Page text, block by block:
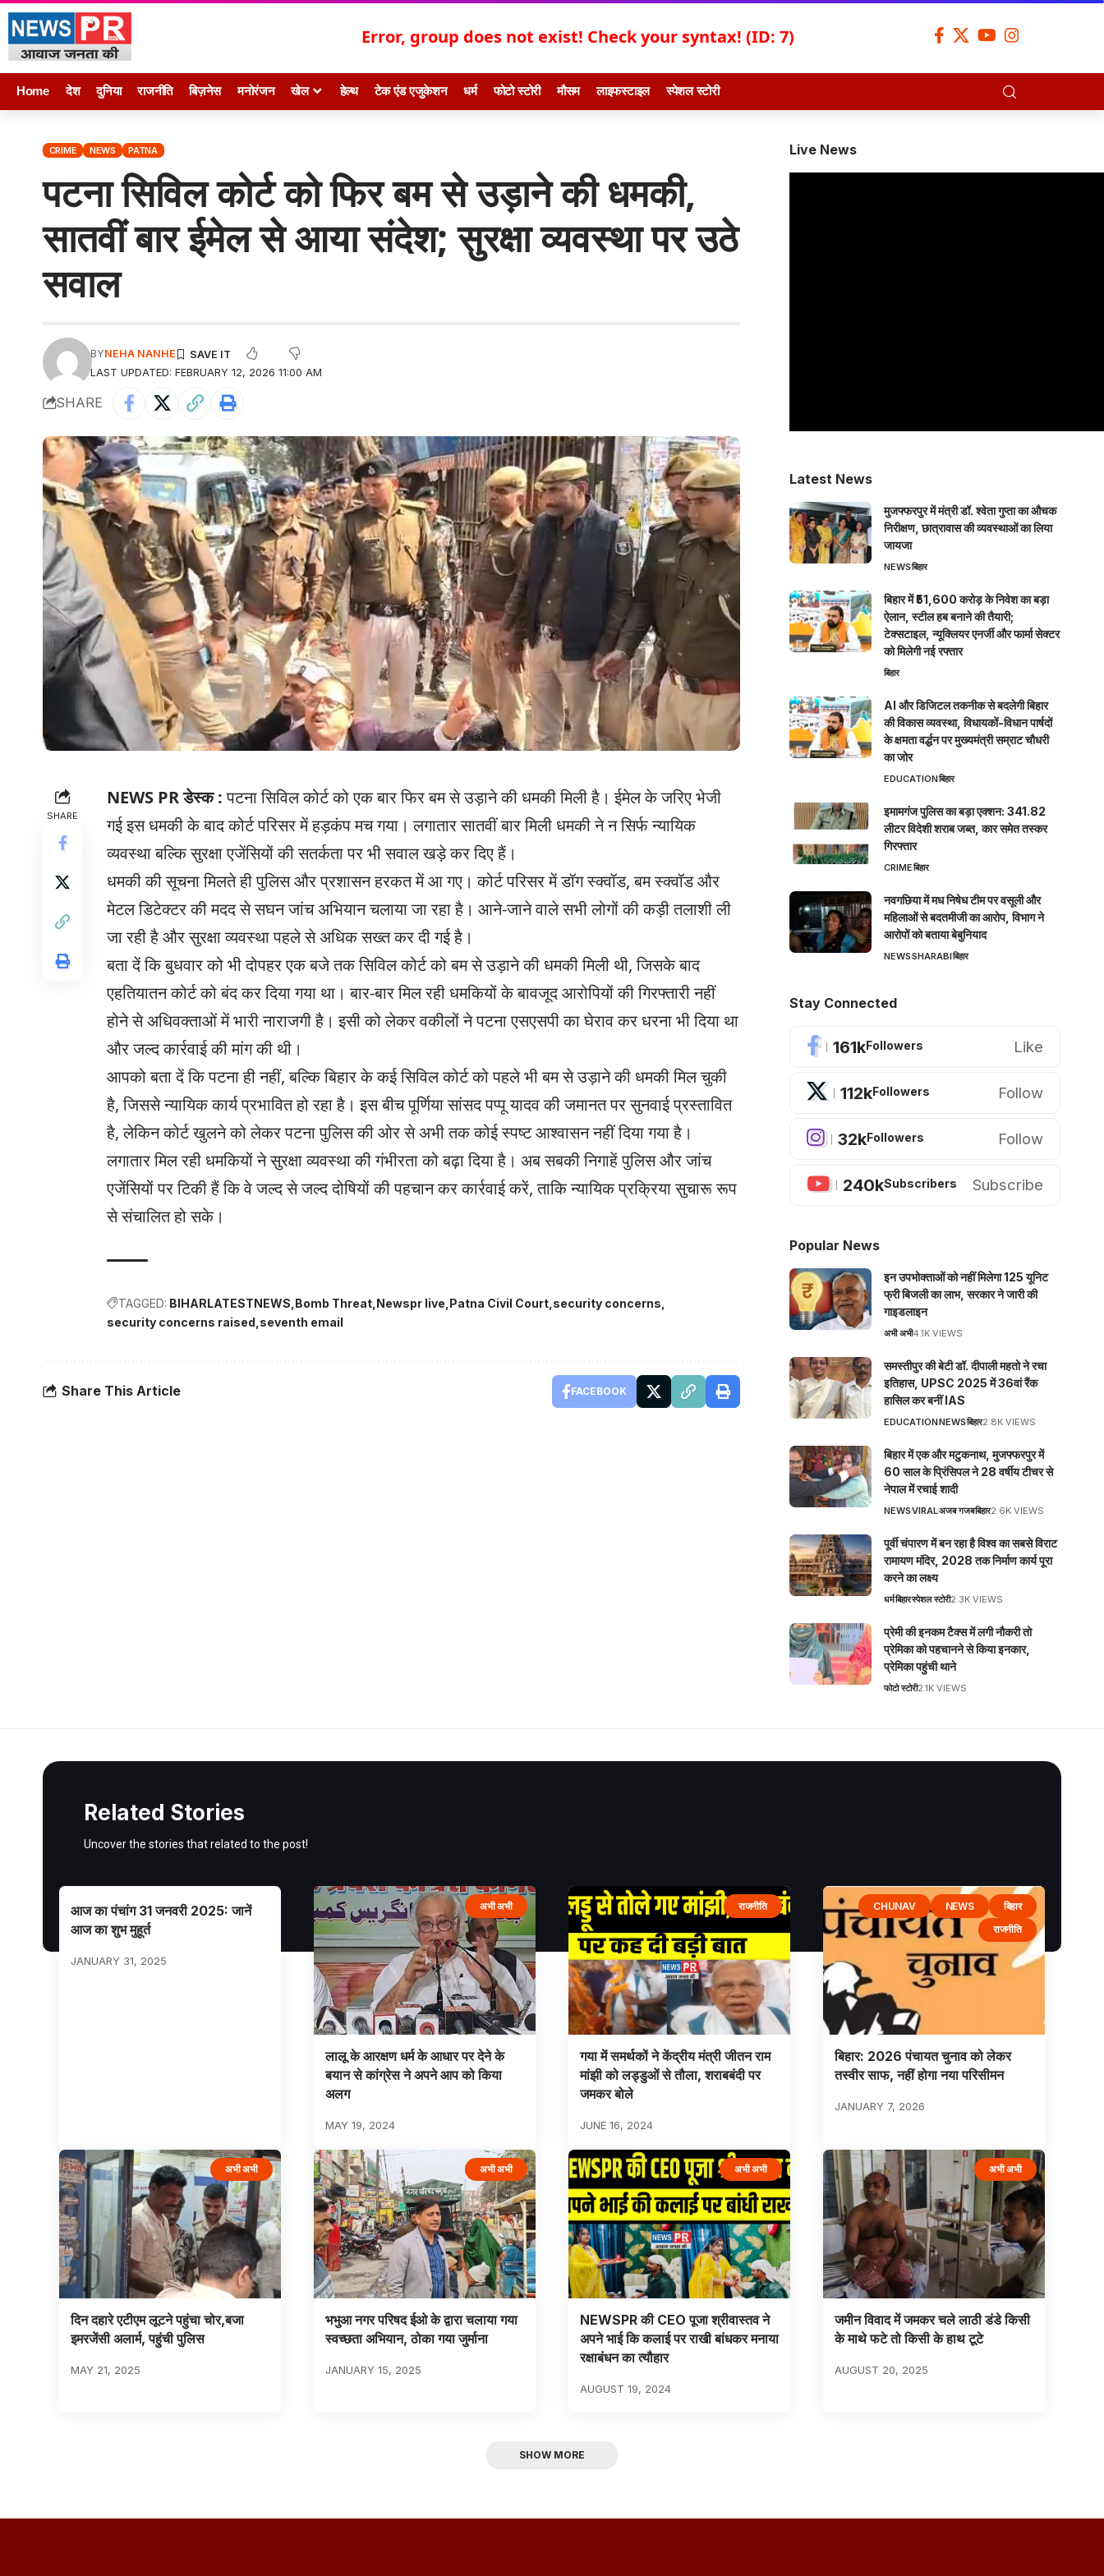
Error, group does not exist! Check your syntax! (ID: 7)
Home देश दुनिया राजनीति बिज़नेस मनोरंजन खेल हेल्थ टेक एंड एजुकेशन धर्म फोटो स्टोरी मौसम लाइफस्टाइल स्पेशल स्टोरी
CRIME NEWS PATNA
पटना सिविल कोर्ट को फिर बम से उड़ाने की धमकी,
सातवीं बार ईमेल से आया संदेश; सुरक्षा व्यवस्था पर उठे
सवाल
LAST UPDATED: FEBRUARY 12, 2026 11:00 AM
BYNEHA NANHE
SHARE
SHARE
NEWS PR डेस्क :पटना सिविल कोर्ट को एक बार फिर बम से उड़ाने की धमकी मिली है। ईमेल के जरिए भेजी
गई इस धमकी के बाद कोर्ट परिसर में हड़कंप मच गया। लगातार सातवीं बार मिली धमकी ने न सिर्फ न्यायिक
व्यवस्था बल्कि सुरक्षा एजेंसियों की सतर्कता पर भी सवाल खड़े कर दिए हैं।
धमकी की सूचना मिलते ही पुलिस और प्रशासन हरकत में आ गए। कोर्ट परिसर में डॉग स्क्वॉड, बम स्क्वॉड और
मेटल डिटेक्टर की मदद से सघन जांच अभियान चलाया जा रहा है। आने-जाने वाले सभी लोगों की कड़ी तलाशी ली
जा रही है और सुरक्षा व्यवस्था पहले से अधिक सख्त कर दी गई है।
बता दें कि बुधवार को भी दोपहर एक बजे तक सिविल कोर्ट को बम से उड़ाने की धमकी मिली थी, जिसके बाद
एहतियातन कोर्ट को बंद कर दिया गया था। बार-बार मिल रही धमकियों के बावजूद आरोपियों की गिरफ्तारी नहीं
होने से अधिवक्ताओं में भारी नाराजगी है। इसी को लेकर वकीलों ने पटना एसएसपी का घेराव कर धरना भी दिया था
और जल्द कार्रवाई की मांग की थी।
आपको बता दें कि पटना ही नहीं, बल्कि बिहार के कई सिविल कोर्ट को पहले भी बम से उड़ाने की धमकी मिल चुकी
है, जिससे न्यायिक कार्य प्रभावित हो रहा है। इस बीच पूर्णिया सांसद पप्पू यादव की जमानत पर सुनवाई प्रस्तावित
है, लेकिन कोर्ट खुलने को लेकर पटना पुलिस की ओर से अभी तक कोई स्पष्ट आश्वासन नहीं दिया गया है।
लगातार मिल रही धमकियों ने सुरक्षा व्यवस्था की गंभीरता को बढ़ा दिया है। अब सबकी निगाहें पुलिस और जांच
एजेंसियों पर टिकी हैं कि वे जल्द से जल्द दोषियों की पहचान कर कार्रवाई करें, ताकि न्यायिक प्रक्रिया सुचारू रूप
से संचालित हो सके।
TAGGED: BIHARLATESTNEWS Bomb Threat Newspr live Patna Civil Court security concerns
security concerns raised seventh email
Share This Article FACEBOOK
Live News
Latest News
मुजफ्फरपुर में मंत्री डॉ. श्वेता गुप्ता का औचक
निरीक्षण, छात्रावास की व्यवस्थाओं का लिया
जायजा
NEWSबिहार
बिहार में ₹51,600 करोड़ के निवेश का बड़ा
ऐलान, स्टील हब बनाने की तैयारी;
टेक्सटाइल, न्यूक्लियर एनर्जी और फार्मा सेक्टर
को मिलेगी नई रफ्तार
बिहार
AI और डिजिटल तकनीक से बदलेगी बिहार
की विकास व्यवस्था, विधायकों-विधान पार्षदों
के क्षमता वर्द्धन पर मुख्यमंत्री सम्राट चौधरी
का जोर
EDUCATIONबिहार
इमामगंज पुलिस का बड़ा एक्शन: 341.82
लीटर विदेशी शराब जब्त, कार समेत तस्कर
गिरफ्तार
CRIMEबिहार
नवगछिया में मध निषेध टीम पर वसूली और
महिलाओं से बदतमीजी का आरोप, विभाग ने
आरोपों को बताया बेबुनियाद
NEWSSHARABIबिहार
Stay Connected
161kFollowers Like
112kFollowers Follow
32kFollowers Follow
240kSubscribers Subscribe
Popular News
इन उपभोक्ताओं को नहीं मिलेगा 125 यूनिट
फ्री बिजली का लाभ, सरकार ने जारी की
गाइडलाइन
अभी अभी4.1K VIEWS
समस्तीपुर की बेटी डॉ. दीपाली महतो ने रचा
इतिहास, UPSC 2025 में 36वां रैंक
हासिल कर बनीं IAS
EDUCATIONNEWSबिहार2.8K VIEWS
बिहार में एक और मटुकनाथ, मुजफ्फरपुर में
60 साल के प्रिंसिपल ने 28 वर्षीय टीचर से
नेपाल में रचाई शादी
NEWSVIRALअजब गजबबिहार2.6K VIEWS
पूर्वी चंपारण में बन रहा है विश्व का सबसे विराट
रामायण मंदिर, 2028 तक निर्माण कार्य पूरा
करने का लक्ष्य
धर्मबिहारस्पेशल स्टोरी2.3K VIEWS
प्रेमी की इनकम टैक्स में लगी नौकरी तो
प्रेमिका को पहचानने से किया इनकार,
प्रेमिका पहुंची थाने
फोटो स्टोरी2.1K VIEWS
Related Stories
Uncover the stories that related to the post!
आज का पंचांग 31 जनवरी 2025: जानें
आज का शुभ मुहूर्त
JANUARY 31, 2025
अभी अभी
लालू के आरक्षण धर्म के आधार पर देने के
बयान से कांग्रेस ने अपने आप को किया
अलग
MAY 19, 2024
राजनीति
गया में समर्थकों ने केंद्रीय मंत्री जीतन राम
मांझी को लड्डुओं से तौला, शराबबंदी पर
जमकर बोले
JUNE 16, 2024
CHUNAV NEWS
बिहार
राजनीति
बिहार: 2026 पंचायत चुनाव को लेकर
तस्वीर साफ, नहीं होगा नया परिसीमन
JANUARY 7, 2026
अभी अभी
दिन दहारे एटीएम लूटने पहुंचा चोर,बजा
इमरजेंसी अलार्म, पहुंची पुलिस
MAY 21, 2025
अभी अभी
भभुआ नगर परिषद ईओ के द्वारा चलाया गया
स्वच्छता अभियान, ठोका गया जुर्माना
JANUARY 15, 2025
अभी अभी
NEWSPR की CEO पूजा श्रीवास्तव ने
अपने भाई कि कलाई पर राखी बांधकर मनाया
रक्षाबंधन का त्यौहार
AUGUST 19, 2024
अभी अभी
जमीन विवाद में जमकर चले लाठी डंडे किसी
के माथे फटे तो किसी के हाथ टूटे
AUGUST 20, 2025
SHOW MORE